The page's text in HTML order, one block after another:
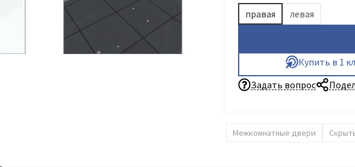
правая
левая
Купить в 1
Задать вопрос
Межкомнатные двери